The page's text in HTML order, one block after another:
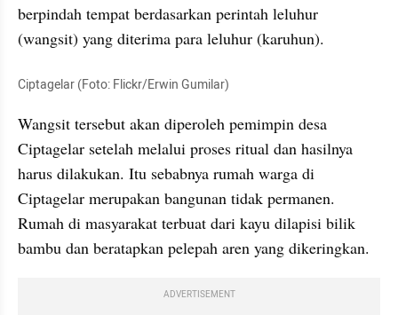
berpindah tempat berdasarkan perintah leluhur
(wangsit) yang diterima para leluhur (karuhun).
Ciptagelar (Foto: Flickr/Erwin Gumilar)
Wangsit tersebut akan diperoleh pemimpin desa
Ciptagelar setelah melalui proses ritual dan hasilnya
harus dilakukan. Itu sebabnya rumah warga di
Ciptagelar merupakan bangunan tidak permanen.
Rumah di masyarakat terbuat dari kayu dilapisi bilik
bambu dan beratapkan pelepah aren yang dikeringkan.
ADVERTISEMENT